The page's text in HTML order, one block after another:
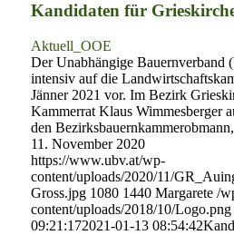
Kandidaten für
Aktuell_OOE
Der Unabhängige Bauernverband
intensiv auf die
Jänner 2021 vor. Im Bezirk
Kammerrat Klaus Wimmesberger
den
11. November 2020
https://www.ubv.at/wp-
content/uploads/2020/11/
Gross.jpg 1080 1440 Margarete /
content/uploads/2018/10/Logo.png
09:21:172021-01-13 08:54:42